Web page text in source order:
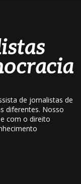
de jornalistas de
diferentes. Nosso
com o direito